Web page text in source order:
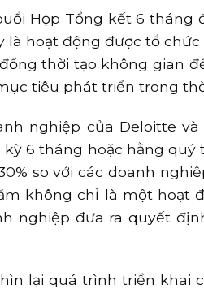
Họp Tổng kết 6 tháng
là hoạt động được tổ
thời tạo không gian
tiêu phát triển trong
nghiệp của Deloitte
6 tháng hoặc hằng
so với các doanh
không chỉ là một hoạt
nghiệp đưa ra quyết
lại quá trình triển khai